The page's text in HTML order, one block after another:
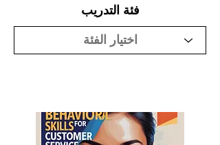
فئة التدريب